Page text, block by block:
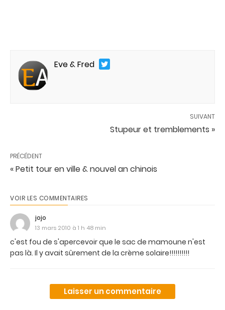
Eve & Fred
SUIVANT
Stupeur et tremblements »
PRÉCÉDENT
« Petit tour en ville & nouvel an chinois
VOIR LES COMMENTAIRES
jojo
13 mars 2010 à 1 h 48 min
c'est fou de s'apercevoir que le sac de mamoune n'est
pas là. Il y avait sûrement de la crème solaire!!!!!!!!!!
Laisser un commentaire